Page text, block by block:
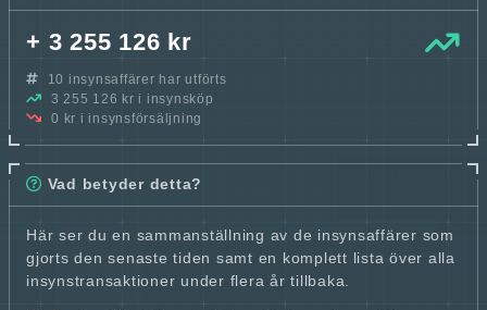
+ 3 255 126 kr
10 insynsaffärer har utförts
3 255 126 kr i insynsköp
0 kr i insynsförsäljning
Vad betyder detta?
Här ser du en sammanställning av de insynsaffärer som
gjorts den senaste tiden samt en komplett lista över alla
insynstransaktioner under flera år tillbaka.